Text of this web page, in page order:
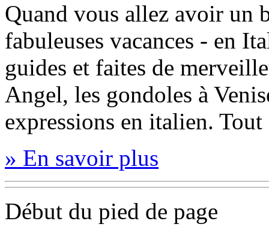
Quand vous allez avoir un
fabuleuses vacances - en
guides et faites de
Angel, les gondoles à
expressions en italien.
» En savoir plus
Début du pied de page